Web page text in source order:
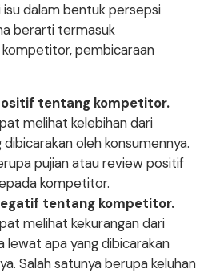
dalam bentuk persepsi
berarti termasuk
pembicaraan
tentang kompetitor.
melihat kelebihan dari
oleh konsumennya.
pujian atau review positif
kompetitor.
tentang kompetitor.
melihat kekurangan dari
apa yang dibicarakan
Salah satunya berupa keluhan